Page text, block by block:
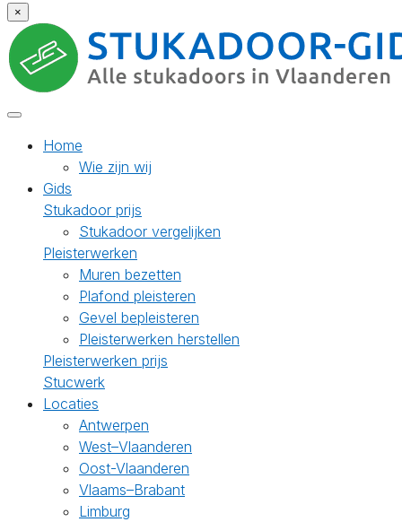
×
Home
Wie zijn wij
Gids
Stukadoor prijs
Stukadoor vergelijken
Pleisterwerken
Muren bezetten
Plafond pleisteren
Gevel bepleisteren
Pleisterwerken herstellen
Pleisterwerken prijs
Stucwerk
Locaties
Antwerpen
West–Vlaanderen
Oost-Vlaanderen
Vlaams–Brabant
Limburg